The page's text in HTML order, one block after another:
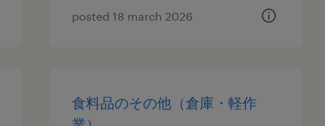
posted 18 march 2026
食料品のその他（倉庫・軽作